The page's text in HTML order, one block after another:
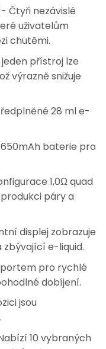
Čtyři nezávislé
uživatelům
chutěmi.
přístroj lze
výrazně snižuje
28 ml e-
baterie pro
1,0Ω quad
páry a
displej zobrazuje
e-liquid.
pro rychlé
dobíjení.
jsou
10 vybraných